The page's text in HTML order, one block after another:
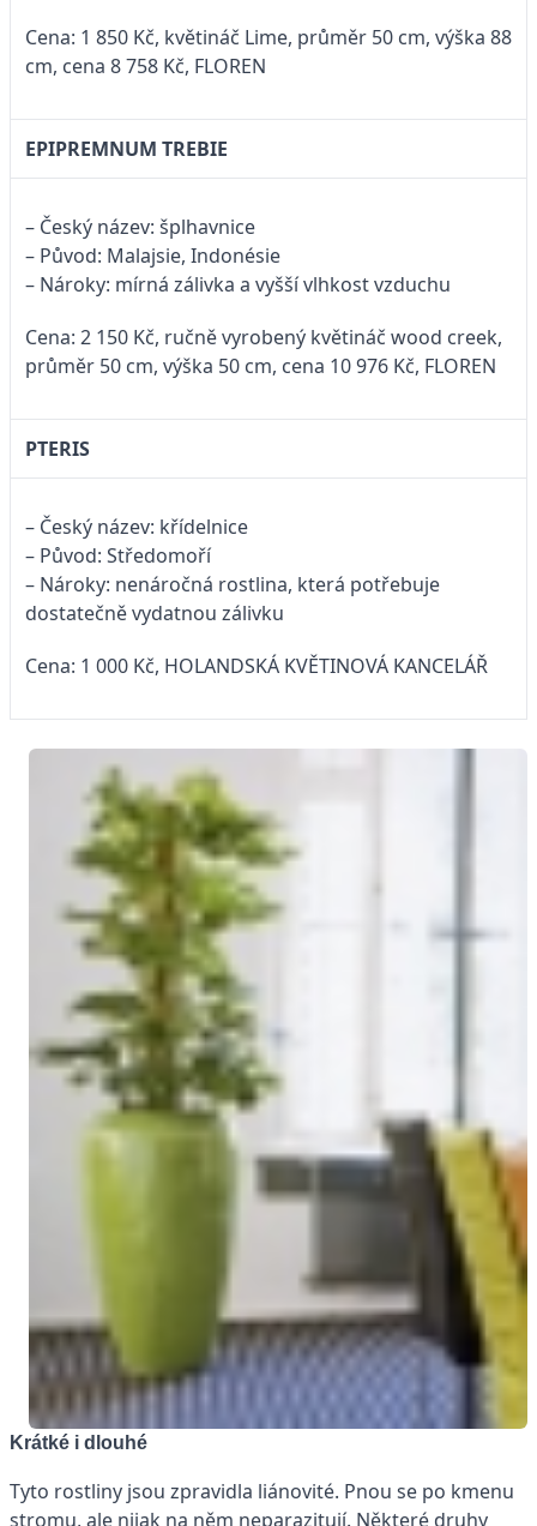
Cena: 1 850 Kč, květináč Lime, průměr 50 cm, výška 88
cm, cena 8 758 Kč, FLOREN
EPIPREMNUM TREBIE
– Český název: šplhavnice
– Původ: Malajsie, Indonésie
– Nároky: mírná zálivka a vyšší vlhkost vzduchu
Cena: 2 150 Kč, ručně vyrobený květináč wood creek,
průměr 50 cm, výška 50 cm, cena 10 976 Kč, FLOREN
PTERIS
– Český název: křídelnice
– Původ: Středomoří
– Nároky: nenáročná rostlina, která potřebuje
dostatečně vydatnou zálivku
Cena: 1 000 Kč, HOLANDSKÁ KVĚTINOVÁ KANCELÁŘ
Krátké i dlouhé
Tyto rostliny jsou zpravidla liánovité. Pnou se po kmenu
stromu, ale nijak na něm neparazitují. Některé druhy